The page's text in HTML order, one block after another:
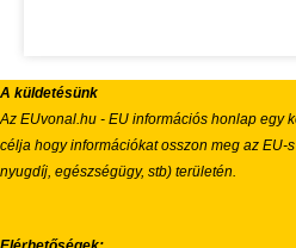
A küldetésünk
Az EUvonal.hu - EU információs honlap egy
célja hogy információkat osszon meg az EU-
nyugdíj, egészségügy, stb) területén.